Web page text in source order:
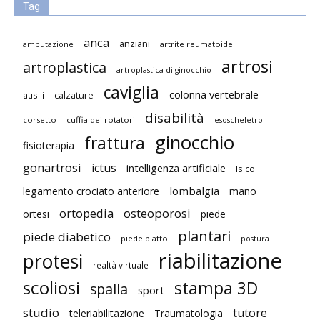
Tag
amputazione anca anziani artrite reumatoide
artroplastica artroplastica di ginocchio artrosi
ausili calzature caviglia colonna vertebrale
corsetto cuffia dei rotatori disabilità esoscheletro
fisioterapia frattura ginocchio
gonartrosi ictus intelligenza artificiale Isico
legamento crociato anteriore lombalgia
mano
ortesi
ortopedia osteoporosi piede
piede diabetico piede piatto plantari postura
protesi realtà virtuale riabilitazione
scoliosi spalla sport stampa 3D
studio teleriabilitazione Traumatologia tutore